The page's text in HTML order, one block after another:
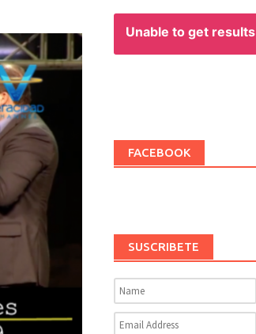
Unable to get results
FACEBOOK
SUSCRIBETE